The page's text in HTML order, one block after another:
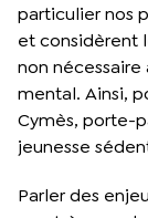
particulier nos
et considèrent
non
mental. Ainsi,
Cymès, porte-
jeunesse
Parler des